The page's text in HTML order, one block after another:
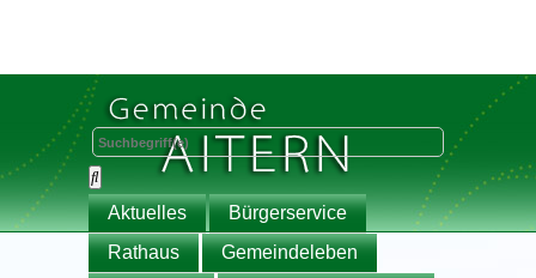
Aktuelles
Bürgerservice
Rathaus
Gemeindeleben